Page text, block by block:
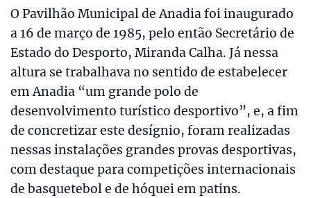
O Pavilhão Municipal de Anadia foi inaugurado
a 16 de março de 1985, pelo então Secretário de
Estado do Desporto, Miranda Calha. Já nessa
altura se trabalhava no sentido de estabelecer
em Anadia “um grande polo de
desenvolvimento turístico desportivo”, e, a fim
de concretizar este desígnio, foram realizadas
nessas instalações grandes provas desportivas,
com destaque para competições internacionais
de basquetebol e de hóquei em patins.